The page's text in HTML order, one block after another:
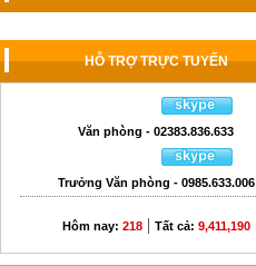
HỖ TRỢ TRỰC TUYẾN
Văn phòng - 02383.836.633
Trưởng Văn phòng - 0985.633.006
Hôm nay: 218| Tất cả: 9,411,190